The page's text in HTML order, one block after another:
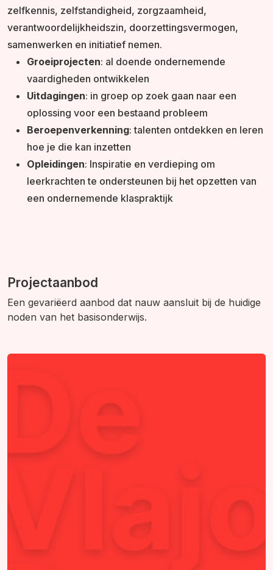
zelfkennis, zelfstandigheid, zorgzaamheid,
verantwoordelijkheidszin, doorzettingsvermogen,
samenwerken en initiatief nemen.
Groeiprojecten: al doende ondernemende
vaardigheden ontwikkelen
Uitdagingen: in groep op zoek gaan naar een
oplossing voor een bestaand probleem
Beroepenverkenning: talenten ontdekken en leren
hoe je die kan inzetten
Opleidingen: Inspiratie en verdieping om
leerkrachten te ondersteunen bij het opzetten van
een ondernemende klaspraktijk
Projectaanbod
Een gevariëerd aanbod dat nauw aansluit bij de huidige
noden van het basisonderwijs.